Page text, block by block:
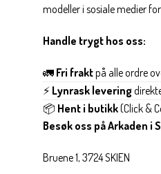
modeller i sosiale medier
Handle trygt hos oss:
🚛 Fri fraktpå alle ordre
⚡ Lynrask levering
📦 Hent i butikk(Click &
Besøk oss på Arkaden i
Bruene 1, 3724 SKIEN